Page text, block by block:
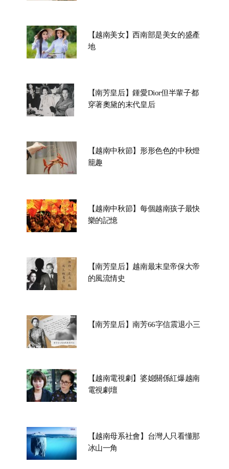
【越南美女】西南部是美女的盛產
地
【南芳皇后】鍾愛Dior但半輩子都
穿著奧黛的末代皇后
【越南中秋節】形形色色的中秋燈
籠趣
【越南中秋節】每個越南孩子最快
樂的記憶
【南芳皇后】越南最末皇帝保大帝
的風流情史
【南芳皇后】南芳66字信震退小三
【越南電視劇】婆媳關係紅爆越南
電視劇壇
【越南母系社會】台灣人只看懂那
冰山一角